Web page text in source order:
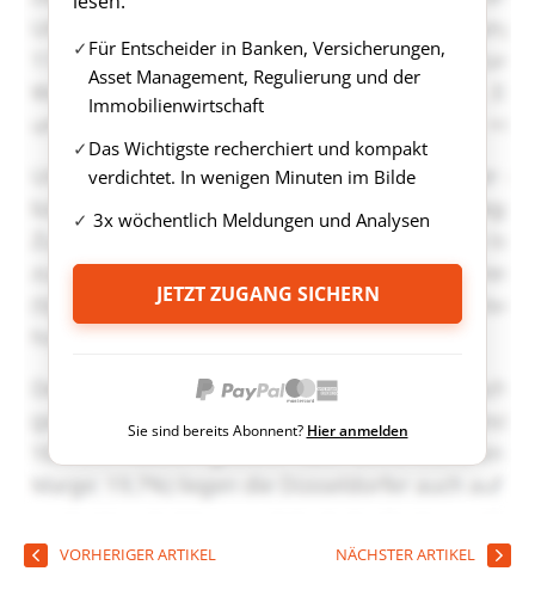
Für Entscheider in Banken, Versicherungen,
Asset Management, Regulierung und der
Immobilienwirtschaft
Das Wichtigste recherchiert und kompakt
verdichtet. In wenigen Minuten im Bilde
3x wöchentlich Meldungen und Analysen
JETZT ZUGANG SICHERN
Sie sind bereits Abonnent? Hier anmelden
VORHERIGER ARTIKEL NÄCHSTER ARTIKEL